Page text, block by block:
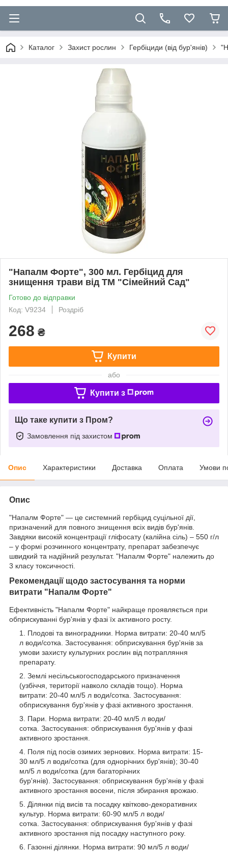
Каталог Захист рослин Гербіциди (від бур'янів)
"Напалм Форте", 300 мл. Гербіцид для
знищення трави від ТМ "Сімейний Сад"
Готово до відправки
Код: V9234
Роздріб
268 ₴
Купити
або
Купити з
Що таке купити з Пром?
Замовлення під захистом
Опис Характеристики Доставка Оплата Умови
Опис
"Напалм Форте" — це системний гербіцид суцільної дії,
призначений для повного знищення всіх видів бур'янів.
Завдяки високій концентрації гліфосату (калійна сіль) – 550 г/л
– у формі розчинного концентрату, препарат забезпечує
швидкий та надійний результат. "Напалм Форте" належить до
3 класу токсичності.
Рекомендації щодо застосування та норми
витрати "Напалм Форте"
Ефективність "Напалм Форте" найкраще проявляється при
обприскуванні бур'янів у фазі їх активного росту.
Плодові та виноградники. Норма витрати: 20-40 мл/5
л води/сотка. Застосування: обприскування бур'янів за
умови захисту культурних рослин від потрапляння
препарату.
Землі несільськогосподарського призначення
(узбіччя, території навколо складів тощо). Норма
витрати: 20-40 мл/5 л води/сотка. Застосування:
обприскування бур'янів у фазі активного зростання.
Пари. Норма витрати: 20-40 мл/5 л води/
сотка. Застосування: обприскування бур'янів у фазі
активного зростання.
Поля під посів озимих зернових. Норма витрати: 15-
30 мл/5 л води/сотка (для однорічних бур'янів); 30-40
мл/5 л води/сотка (для багаторічних
бур'янів). Застосування: обприскування бур'янів у фазі
активного зростання восени, після збирання врожаю.
Ділянки під висів та посадку квітково-декоративних
культур. Норма витрати: 60-90 мл/5 л води/
сотка. Застосування: обприскування бур'янів у фазі
активного зростання під посадку наступного року.
Газонні ділянки. Норма витрати: 90 мл/5 л води/